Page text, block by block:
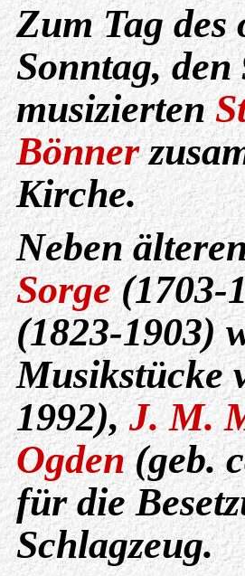
Zum Tag des
Sonntag, den
musizierten
Bönner
Kirche.
Neben
Sorge(1703-
(1823-1903)
Musikstücke
1992),J. M.
Ogden(geb.
für die
Schlagzeug.